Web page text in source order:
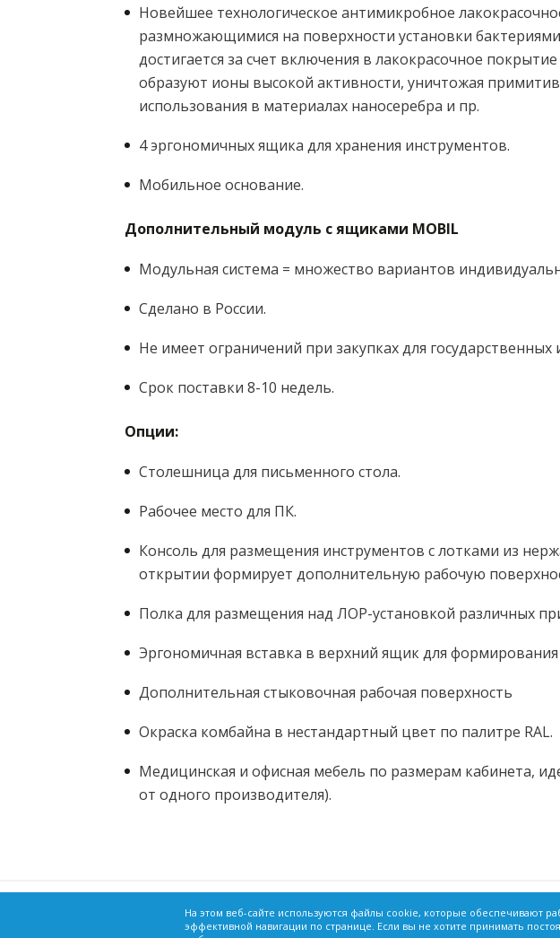
Новейшее технологическое антимикробное
размножающимися на поверхности установки
достигается за счет включения в лакокрасочное
образуют ионы высокой активности, уничтожая
использования в материалах наносеребра и пр.
4 эргономичных ящика для хранения инструментов.
Мобильное основание.
​Дополнительный модуль с ящиками MOBIL
Модульная система = множество вариантов
Сделано в России.
Не имеет ограничений при закупках для
Срок поставки 8-10 недель.
Опции:
Столешница для письменного стола.
Рабочее место для ПК.
Консоль для размещения инструментов с лотками из
открытии формирует дополнительную рабочую
Полка для размещения над ЛОР-установкой различных
Эргономичная вставка в верхний ящик для
Дополнительная стыковочная рабочая поверхность
Окраска комбайна в нестандартный цвет по палитре RAL.
Медицинская и офисная мебель по размерам кабинета,
от одного производителя).
На этом веб-сайте используются файлы cookie, которые обеспечивают
эффективной навигации по странице. Если вы не хотите принимать
г. Краснодар, ул. Зиповская, 5, корпус 33
Вопрос – Ответ